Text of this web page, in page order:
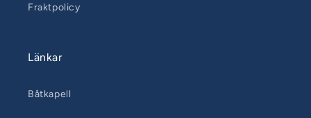
Fraktpolicy
Länkar
Båtkapell